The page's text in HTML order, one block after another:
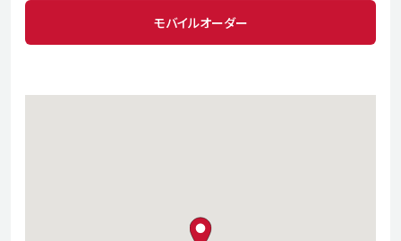
モバイルオーダー
map pin